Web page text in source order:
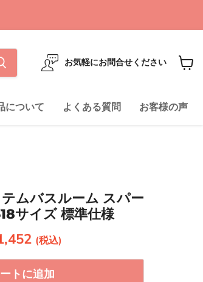
お気軽にお問合せください
を
について よくある質問 お客様の声
ムバスルーム スパー
サイズ 標準仕様
格
トに追加